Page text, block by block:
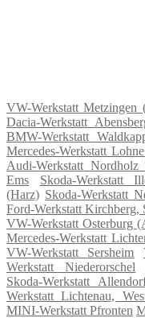
VW-Werkstatt Metzingen
Dacia-Werkstatt
BMW-Werkstatt
Mercedes-Werkstatt
Audi-Werkstatt Nordholz
Ems
Skoda-Werkstatt
(Harz) Skoda-Werkstatt
Ford-Werkstatt Kirchberg,
VW-Werkstatt Osterburg
Mercedes-Werkstatt
VW-Werkstatt Sersheim
Werkstatt Niederorschel
Skoda-Werkstatt
Werkstatt Lichtenau,
MINI-Werkstatt Pfronten